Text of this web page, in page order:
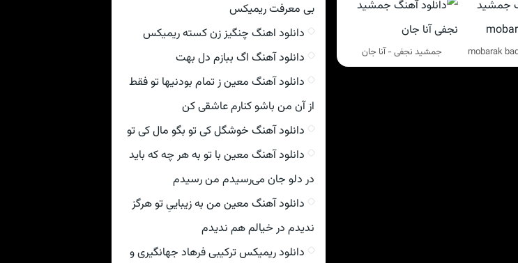
جمشید نجفی - آنا جان
بی معرفت ریمیکس
دانلود اهنگ چنگیز زن کسته ریمیکس
دانلود آهنگ اگ ببازم دل بهت
دانلود آهنگ معین ز تمام بودنیها تو فقط
از آن من باشو کنارم عاشقی کن
دانلود آهنگ خوشگل کی تو بگو مال کی تو
دانلود آهنگ معین با تو به هر چه که باید
در دلو جان می‌رسیدم من رسیدم
دانلود آهنگ معین من به زیباییِ تو هرگز
ندیدم در خیالم هم ندیدم
دانلود ریمیکس ترکیبی فرهاد جهانگیری و